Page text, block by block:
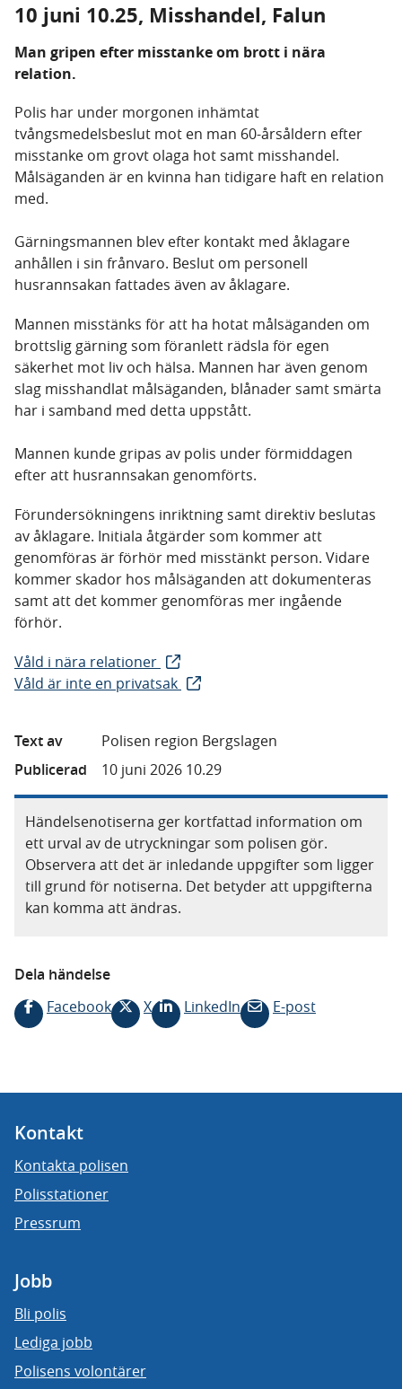
10 juni 10.25, Misshandel, Falun
Man gripen efter misstanke om brott i nära
relation.
Polis har under morgonen inhämtat
tvångsmedelsbeslut mot en man 60-årsåldern efter
misstanke om grovt olaga hot samt misshandel.
Målsäganden är en kvinna han tidigare haft en relation
med.
Gärningsmannen blev efter kontakt med åklagare
anhållen i sin frånvaro. Beslut om personell
husrannsakan fattades även av åklagare.
Mannen misstänks för att ha hotat målsäganden om
brottslig gärning som föranlett rädsla för egen
säkerhet mot liv och hälsa. Mannen har även genom
slag misshandlat målsäganden, blånader samt smärta
har i samband med detta uppstått.
Mannen kunde gripas av polis under förmiddagen
efter att husrannsakan genomförts.
Förundersökningens inriktning samt direktiv beslutas
av åklagare. Initiala åtgärder som kommer att
genomföras är förhör med misstänkt person. Vidare
kommer skador hos målsäganden att dokumenteras
samt att det kommer genomföras mer ingående
förhör.
Våld i nära relationer
Våld är inte en privatsak
Text av
Polisen region Bergslagen
Publicerad
10 juni 2026 10.29
Händelsenotiserna ger kortfattad information om
ett urval av de utryckningar som polisen gör.
Observera att det är inledande uppgifter som ligger
till grund för notiserna. Det betyder att uppgifterna
kan komma att ändras.
Dela händelse
Facebook
X LinkedIn E-post
Kontakt
Kontakta polisen
Polisstationer
Pressrum
Jobb
Bli polis
Lediga jobb
Polisens volontärer